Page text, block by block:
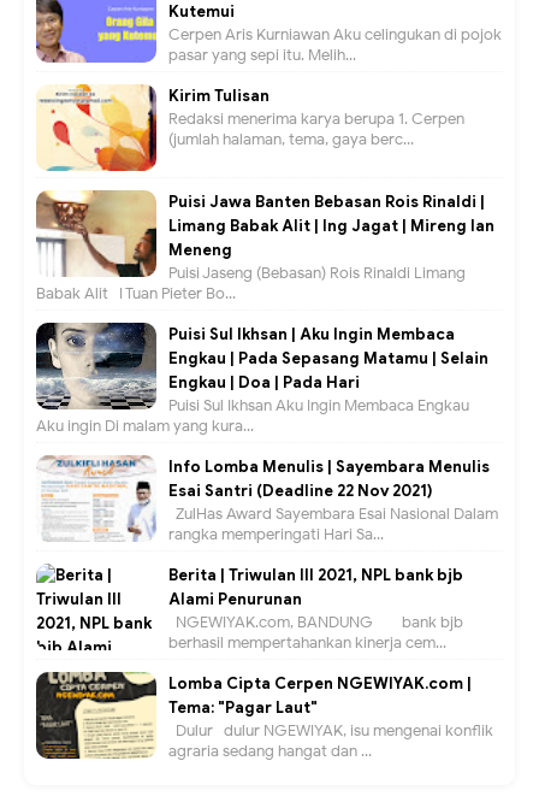
Kutemui
Cerpen Aris Kurniawan Aku celingukan di pojok
pasar yang sepi itu. Melih...
Kirim Tulisan
Redaksi menerima karya berupa 1. Cerpen
(jumlah halaman, tema, gaya berc...
Puisi Jawa Banten Bebasan Rois Rinaldi |
Limang Babak Alit | Ing Jagat | Mireng lan
Meneng
Puisi Jaseng (Bebasan) Rois Rinaldi Limang
Babak Alit I Tuan Pieter Bo...
Puisi Sul Ikhsan | Aku Ingin Membaca
Engkau | Pada Sepasang Matamu | Selain
Engkau | Doa | Pada Hari
Puisi Sul Ikhsan Aku Ingin Membaca Engkau
Aku ingin Di malam yang kura...
Info Lomba Menulis | Sayembara Menulis
Esai Santri (Deadline 22 Nov 2021)
ZulHas Award Sayembara Esai Nasional Dalam
rangka memperingati Hari Sa...
Berita | Triwulan III 2021, NPL bank bjb
Alami Penurunan
NGEWIYAK.com, BANDUNG — bank bjb
berhasil mempertahankan kinerja cem...
Lomba Cipta Cerpen NGEWIYAK.com |
Tema: "Pagar Laut"
Dulur- dulur NGEWIYAK, isu mengenai konflik
agraria sedang hangat dan ...